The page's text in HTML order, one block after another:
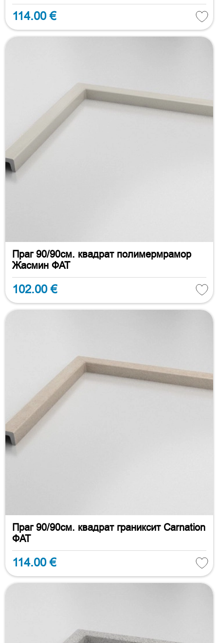
114.00 €
Праг 90/90см. квадрат полимермрамор
Жасмин ФАТ
102.00 €
Праг 90/90см. квадрат граниксит Carnation
ФАТ
114.00 €